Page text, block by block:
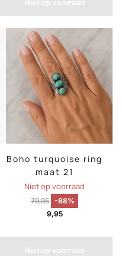
Niet op voorraad
Boho turquoise ring
maat 21
Niet op voorraad
79,95 -88%
9,95
Niet op voorraad